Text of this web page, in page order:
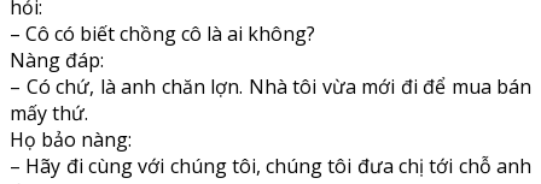
hỏi:
– Cô có biết chồng cô là ai không?
Nàng đáp:
– Có chứ, là anh chăn lợn. Nhà tôi vừa mới đi để mua bán
mấy thứ.
Họ bảo nàng:
– Hãy đi cùng với chúng tôi, chúng tôi đưa chị tới chỗ anh